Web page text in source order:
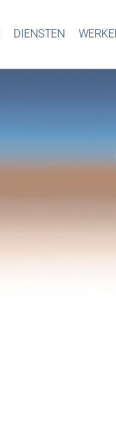
DIENSTEN